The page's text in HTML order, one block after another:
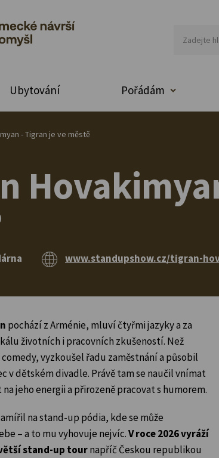
Ubytování Pořádám
- Tigran je ve městě
www.standupshow.cz/tigran-
pochází z Arménie, mluví čtyřmi jazyky a za
životních i pracovních zkušeností. Než
vyzkoušel řadu zaměstnání a působil
v dětském divadle. Právě tam se naučil vnímat
jeho energii a přirozeně pracovat s humorem.
na stand-up pódia, kde se může
– a to mu vyhovuje nejvíc.V roce 2026vyráží
stand-up tournapříč Českou republikou